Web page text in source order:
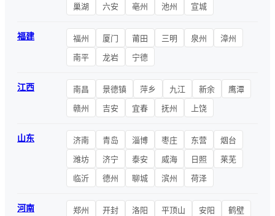
巢湖 六安 亳州 池州 宣城
福建 福州 厦门 莆田 三明 泉州 漳州
南平 龙岩 宁德
江西 南昌 景德镇 萍乡 九江 新余 鹰潭
赣州 吉安 宜春 抚州 上饶
山东 济南 青岛 淄博 枣庄 东营 烟台
潍坊 济宁 泰安 威海 日照 莱芜
临沂 德州 聊城 滨州 荷泽
河南 郑州 开封 洛阳 平顶山 安阳 鹤壁